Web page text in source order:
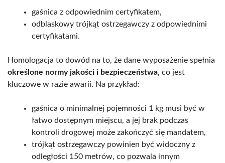
gaśnica z odpowiednim certyfikatem,
odblaskowy trójkąt ostrzegawczy z odpowiednimi
certyfikatami.
Homologacja to dowód na to, że dane wyposażenie spełnia
określone normy jakości i bezpieczeństwa, co jest
kluczowe w razie awarii. Na przykład:
gaśnica o minimalnej pojemności 1 kg musi być w
łatwo dostępnym miejscu, a jej brak podczas
kontroli drogowej może zakończyć się mandatem,
trójkąt ostrzegawczy powinien być widoczny z
odległości 150 metrów, co pozwala innym